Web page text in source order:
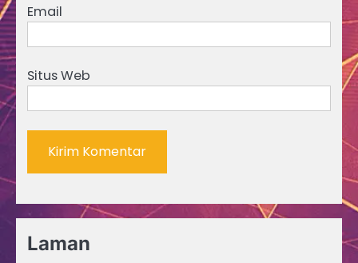
Email
Situs Web
Laman